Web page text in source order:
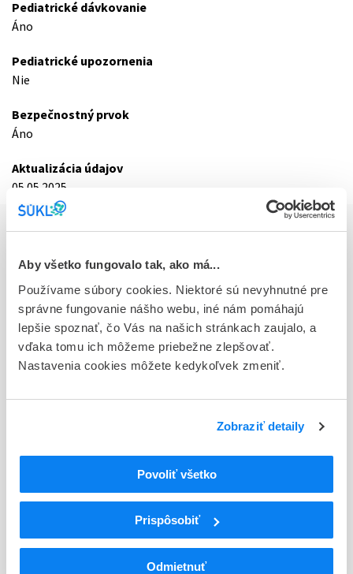
Aby všetko fungovalo tak, ako má...
Používame súbory cookies. Niektoré sú nevyhnutné pre
správne fungovanie nášho webu, iné nám pomáhajú
lepšie spoznať, čo Vás na našich stránkach zaujalo, a
vďaka tomu ich môžeme priebežne zlepšovať.
Nastavenia cookies môžete kedykoľvek zmeniť.
Zobraziť detaily
Povoliť všetko
Prispôsobiť
Odmietnuť
Pediatrické dávkovanie
Áno
Pediatrické upozornenia
Nie
Bezpečnostný prvok
Áno
Aktualizácia údajov
05.05.2025
Kód
9715E
Registračné číslo
59/0151/25-S
cps dur 14x1x4 mg (blis.PVC/PCTFE/Al) - jednotk.bal.
Decentralizovaná
Držiteľ, krajina